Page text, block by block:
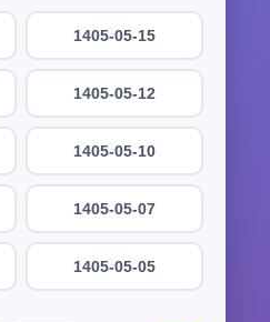
1405-05-15
1405-05-12
1405-05-10
1405-05-07
1405-05-05